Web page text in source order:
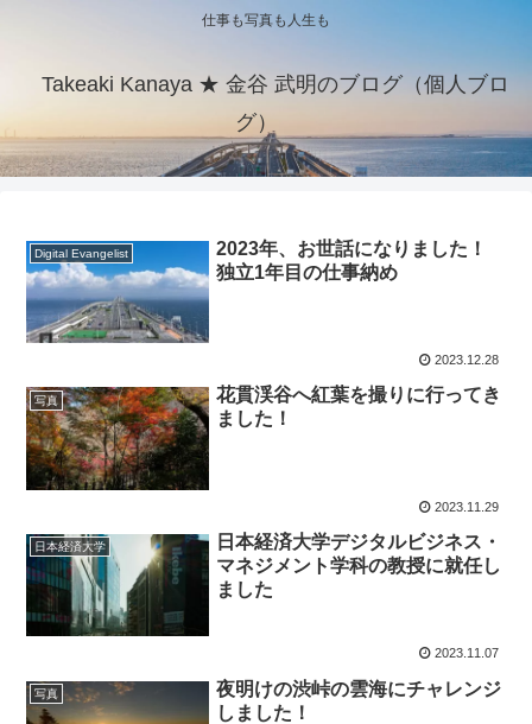
仕事も写真も人生も
Takeaki Kanaya ★ 金谷 武明のブログ（個人ブロ
グ）
Digital Evangelist
2023年、お世話になりました！
独立1年目の仕事納め
2023.12.28
写真
花貫渓谷へ紅葉を撮りに行ってき
ました！
2023.11.29
日本経済大学
日本経済大学デジタルビジネス・
マネジメント学科の教授に就任し
ました
2023.11.07
写真
夜明けの渋峠の雲海にチャレンジ
しました！